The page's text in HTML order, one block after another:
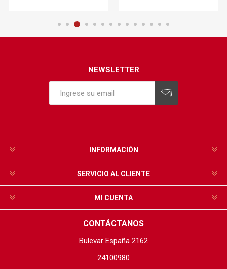
NEWSLETTER
INFORMACIÓN
SERVICIO AL CLIENTE
MI CUENTA
CONTÁCTANOS
Bulevar España 2162
24100980